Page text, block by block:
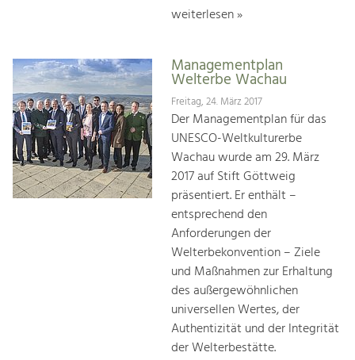
weiterlesen »
Managementplan
Welterbe Wachau
Freitag, 24. März 2017
Der Managementplan für das
UNESCO-Weltkulturerbe
Wachau wurde am 29. März
2017 auf Stift Göttweig
präsentiert. Er enthält –
entsprechend den
Anforderungen der
Welterbekonvention – Ziele
und Maßnahmen zur Erhaltung
des außergewöhnlichen
universellen Wertes, der
Authentizität und der Integrität
der Welterbestätte.